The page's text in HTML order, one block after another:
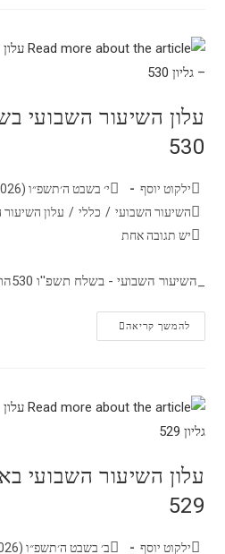
עלון השיעור השבועי
530
ילקוט יוסף
י׳ בשבט ה׳תשפ״ו (28/01/2026)
השיעור השבועי / כללי / עלון
יש תגובה אחת
_השיעור השבועי - בשלח תשפ''ו 530הורד
להמשך קריאה
עלון השיעור השבועי
529
ילקוט יוסף
ב׳ בשבט ה׳תשפ״ו (20/01/2026)